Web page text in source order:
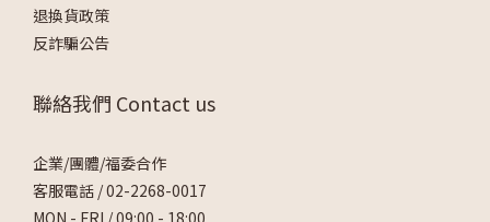
退換貨政策
反詐騙公告
聯絡我們 Contact us
企業/團體/福委合作
客服電話 /02-2268-0017
MON - FRI / 09:00 - 18:00